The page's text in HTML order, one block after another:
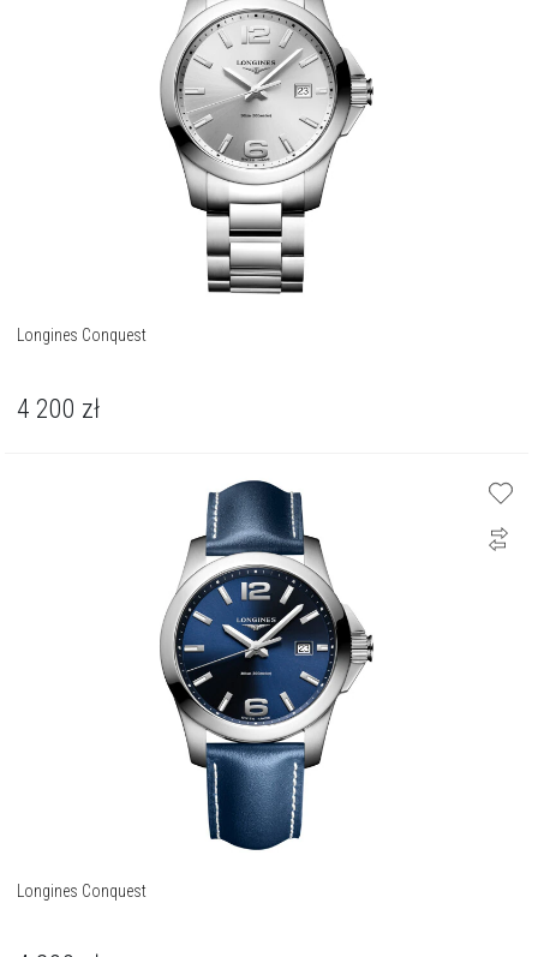
Longines Conquest
4 200 zł
Longines Conquest